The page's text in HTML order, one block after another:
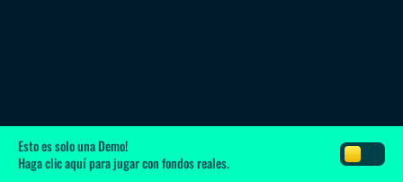
Esto es solo una Demo!
Haga clic aquípara jugar con fondos reales.